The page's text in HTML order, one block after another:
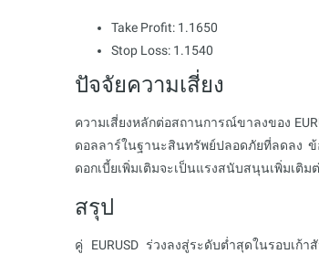
Take Profit: 1.1650
Stop Loss: 1.1540
ปัจจัยความเสี่ยง
ความเสี่ยงหลักต่อสถานการณ์ขาลงของ
ดอลลาร์ในฐานะสินทรัพย์ปลอดภัยที่ลดลง
ดอกเบี้ยเพิ่มเติมจะเป็นแรงสนับสนุนเพิ่มเติม
สรุป
คู่ EURUSD ร่วงลงสู่ระดับต่ำสุดในรอบเ